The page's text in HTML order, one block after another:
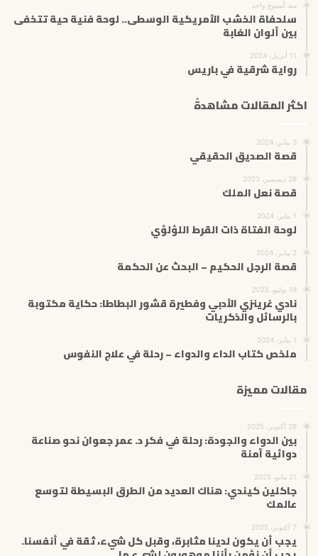
منذ أسبوع واحد
سلحفاة الخشب الأمريكية الوسطى.. لوحة فنية حية تتخفى
بين ألوان الغابة
11 أبريل، 2024
رواية شرقية في باريس
اكثر المقالات مشاهدةً
3 يناير، 2024
قصة الصديق الحقيقي
29 ديسمبر، 2023
قصة نعل الملك
1 يناير، 2024
لوحة الفتاة ذات القرط اللؤلؤي
2 يناير، 2024
قصة الرجل الحكيم – البحث عن الحكمة
19 يوليو، 2025
نادي غرينزي الأدبي وفطيرة قشور البطاطا: حكاية مكتوبة
بالرسائل والذكريات
1 يناير، 2024
ملخص كتاب الداء والدواء – رحلة في علاج النفوس
مقالات مميزة
29 أكتوبر، 2025
بين الدواء والجودة: رحلة في فكر د. عمر جعوان نحو صناعة
دوائية آمنة
21 مايو، 2025
جاکلین كيندي: هناك العديد من الطرق البسيطة لتوسع
عالمك
7 أكتوبر، 2025
يجب أن يكون لدينا مثابرة، وقبل كل شيء، ثقة في أنفسنا.